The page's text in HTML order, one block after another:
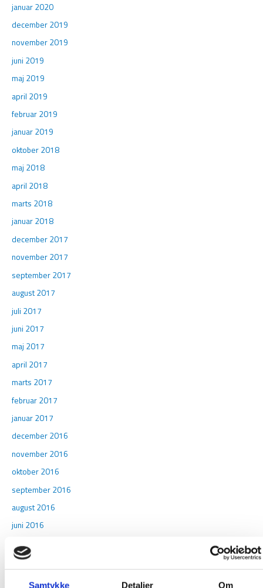
Samtykke Detaljer Om
januar 2020
december 2019
november 2019
juni 2019
maj 2019
april 2019
februar 2019
januar 2019
oktober 2018
maj 2018
april 2018
marts 2018
januar 2018
december 2017
november 2017
september 2017
august 2017
juli 2017
juni 2017
maj 2017
april 2017
marts 2017
februar 2017
januar 2017
december 2016
november 2016
oktober 2016
september 2016
august 2016
juni 2016
maj 2016
februar 2016
januar 2016